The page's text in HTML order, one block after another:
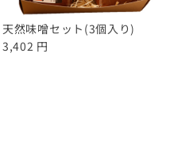
天然味噌セット(3個入り)
3,402 円